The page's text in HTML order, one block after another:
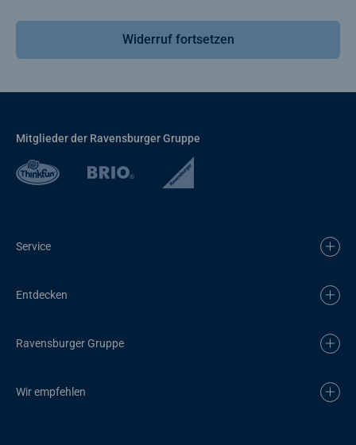
Widerruf fortsetzen
Mitglieder der Ravensburger Gruppe
Service
Entdecken
Ravensburger Gruppe
Wir empfehlen